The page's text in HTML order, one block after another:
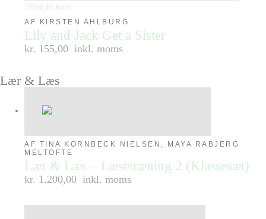
Tilføj til kurv
AF KIRSTEN AHLBURG
Lily and Jack Get a Sister
kr. 155,00 inkl. moms
Lær & Læs
AF TINA KORNBECK NIELSEN, MAYA RABJERG
MELTOFTE
Lær & Læs – Læsetræning 2 (Klassesæt)
kr. 1.200,00 inkl. moms